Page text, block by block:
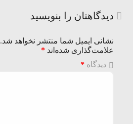
دیدگاهتان را بنویسید
نشانی ایمیل شما منتشر نخواهد شد.
علامت‌گذاری شده‌اند *
دیدگاه *